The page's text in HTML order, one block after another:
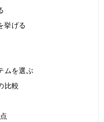
挙げる
ムを選ぶ
比較